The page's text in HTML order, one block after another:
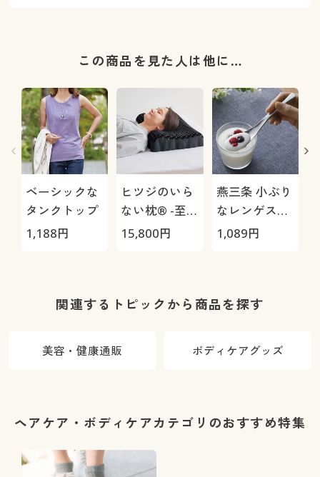
この商品を見た人は他に…
ベーシックな
タンクトップ
1,188円
ヒツジのいら
ない枕® -至
極-
15,800円
燕三条 小ぶり
なレンゲスプ
ーン 3本組
1,089円
関連するトピックから商品を探す
美容・健康通販 ボディケアグッズ
ヘアケア・ボディケアカテゴリのおすすめ特集